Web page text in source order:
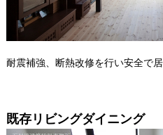
耐震補強、断熱改修を行い安全で
既存リビングダイニング